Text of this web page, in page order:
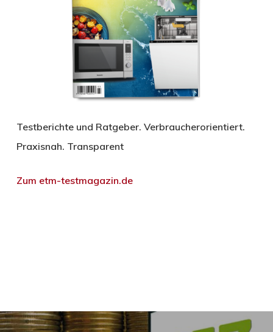
Testberichte und Ratgeber. Verbraucherorientiert.
Praxisnah. Transparent
Zum etm-testmagazin.de